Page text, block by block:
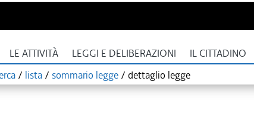
LE ATTIVITÀ LEGGI E DELIBERAZIONI IL CITTADINO
/ lista / sommario legge / dettaglio legge